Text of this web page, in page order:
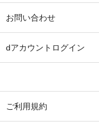
お問い合わせ
dアカウントログイン
ご利用規約